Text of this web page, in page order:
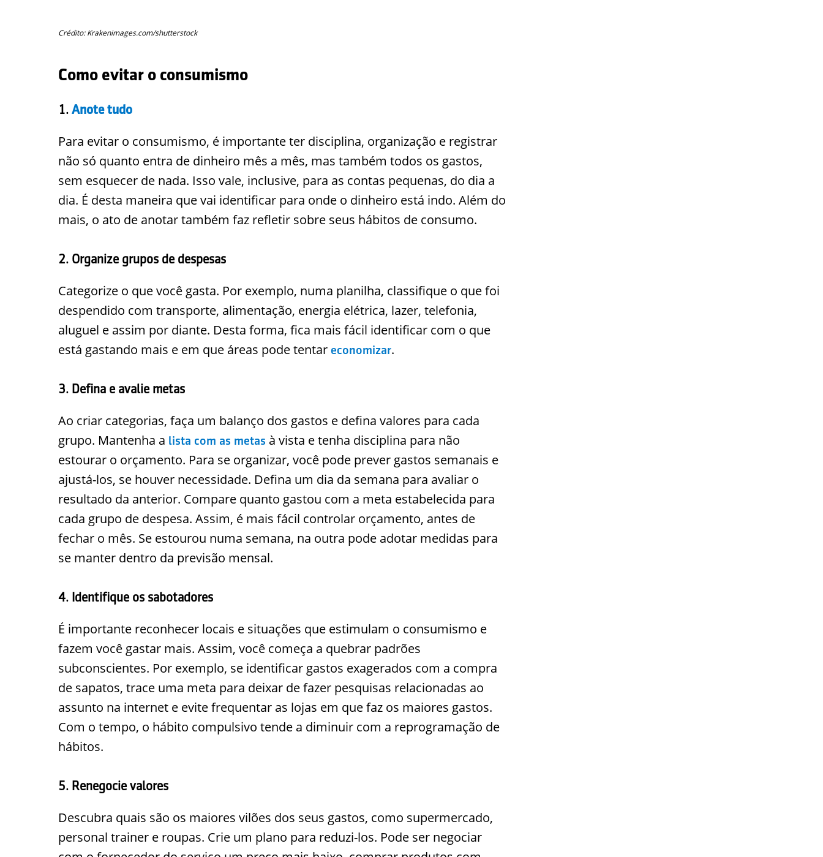
Crédito: Krakenimages.com/shutterstock
Como evitar o consumismo
1. Anote tudo
Para evitar o consumismo, é importante ter disciplina, organização e registrar
não só quanto entra de dinheiro mês a mês, mas também todos os gastos,
sem esquecer de nada. Isso vale, inclusive, para as contas pequenas, do dia a
dia. É desta maneira que vai identificar para onde o dinheiro está indo. Além do
mais, o ato de anotar também faz refletir sobre seus hábitos de consumo.
2. Organize grupos de despesas
Categorize o que você gasta. Por exemplo, numa planilha, classifique o que foi
despendido com transporte, alimentação, energia elétrica, lazer, telefonia,
aluguel e assim por diante. Desta forma, fica mais fácil identificar com o que
está gastando mais e em que áreas pode tentar economizar.
3. Defina e avalie metas
Ao criar categorias, faça um balanço dos gastos e defina valores para cada
grupo. Mantenha a lista com as metas à vista e tenha disciplina para não
estourar o orçamento. Para se organizar, você pode prever gastos semanais e
ajustá-los, se houver necessidade. Defina um dia da semana para avaliar o
resultado da anterior. Compare quanto gastou com a meta estabelecida para
cada grupo de despesa. Assim, é mais fácil controlar orçamento, antes de
fechar o mês. Se estourou numa semana, na outra pode adotar medidas para
se manter dentro da previsão mensal.
4. Identifique os sabotadores
É importante reconhecer locais e situações que estimulam o consumismo e
fazem você gastar mais. Assim, você começa a quebrar padrões
subconscientes. Por exemplo, se identificar gastos exagerados com a compra
de sapatos, trace uma meta para deixar de fazer pesquisas relacionadas ao
assunto na internet e evite frequentar as lojas em que faz os maiores gastos.
Com o tempo, o hábito compulsivo tende a diminuir com a reprogramação de
hábitos.
5. Renegocie valores
Descubra quais são os maiores vilões dos seus gastos, como supermercado,
personal trainer e roupas. Crie um plano para reduzi-los. Pode ser negociar